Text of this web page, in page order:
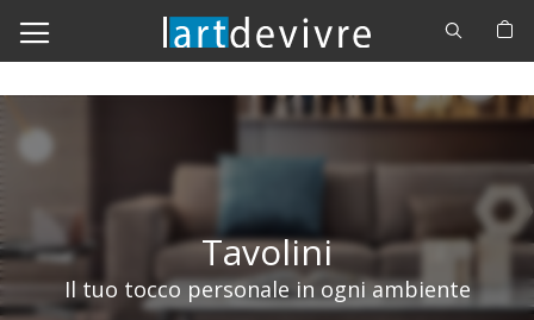
Cerca
Tavolini
Il tuo tocco personale in ogni ambiente